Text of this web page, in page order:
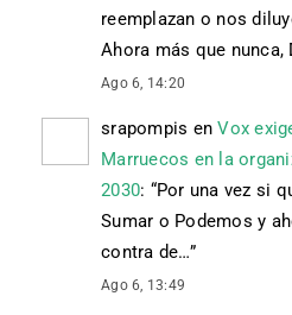
reemplazan o nos
Ahora más que nunca,
Ago 6, 14:20
srapompis enVox
Marruecos en la
2030: “Por una vez si
Sumar o Podemos y
contra de…”
Ago 6, 13:49